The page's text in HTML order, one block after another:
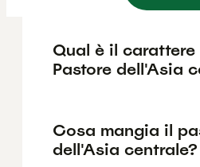
Qual è il carattere
Pastore dell'Asia
Cosa mangia il
dell'Asia centrale?